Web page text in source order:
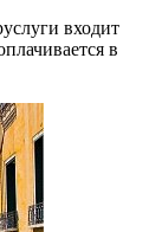
входит
в